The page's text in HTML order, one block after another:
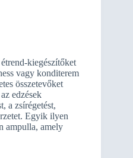
kiegészítőket
vagy konditerem
összetevőket
edzések
a zsírégetést,
Egyik ilyen
ampulla, amely